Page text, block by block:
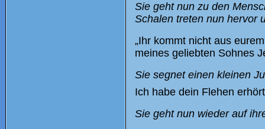
Sie geht nun zu den
Schalen treten nun hervor
„Ihr kommt nicht aus
meines geliebten Sohnes
Sie segnet einen kleinen
Ich habe dein Flehen
Sie geht nun wieder auf